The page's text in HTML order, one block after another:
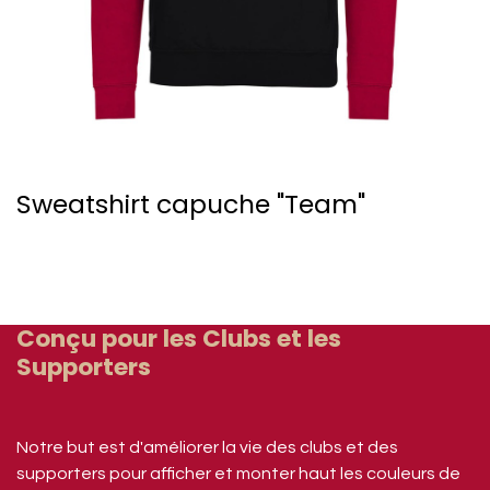
Sweatshirt capuche "Team"
Conçu pour les Clubs et les
Supporters
Notre but est d'améliorer la vie des clubs et des
supporters pour afficher et monter haut les couleurs de